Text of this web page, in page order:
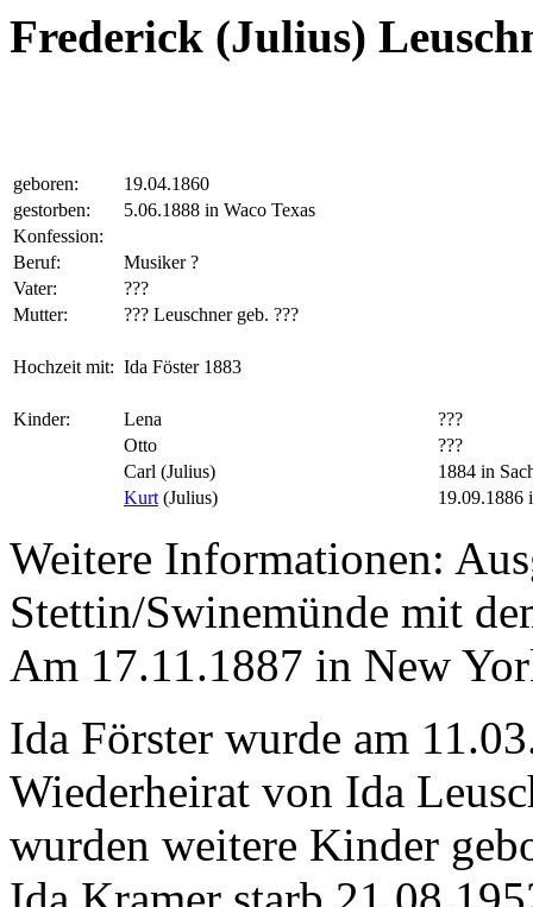
Frederick (Julius)
geboren:
19.04.1860
gestorben:
5.06.1888 in Waco Texas
Konfession:
Beruf:
Musiker ?
Vater:
???
Mutter:
??? Leuschner geb. ???
Hochzeit mit: Ida Föster 1883
Kinder: Lena
???
Otto
???
Carl (Julius)
1884 in
Kurt (Julius) 19.09.1886
Weitere Informationen:
Stettin/Swinemünde mit
Am 17.11.1887 in New
Ida Förster wurde am
Wiederheirat von Ida
wurden weitere Kinder